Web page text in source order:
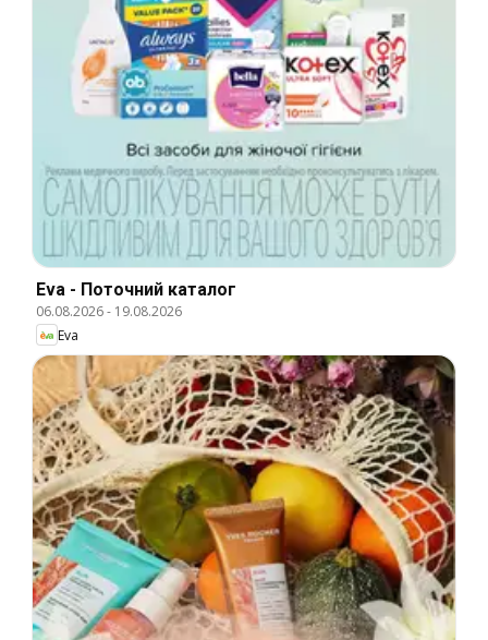
Eva - Поточний каталог
06.08.2026- 19.08.2026
Eva